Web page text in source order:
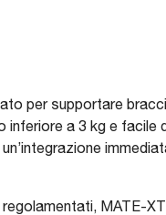
per supportare
a 3 kg e facile
MATE-